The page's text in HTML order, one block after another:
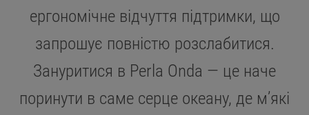
ергономічне відчуття підтримки, що
запрошує повністю розслабитися.
Зануритися в Perla Onda — це наче
поринути в саме серце океану, де м’які